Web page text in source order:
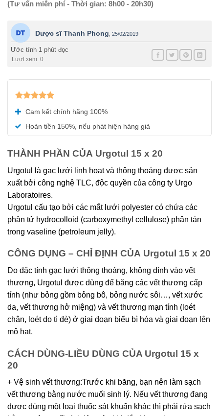
(Tư vấn miễn phí - Thời gian: 8h00 - 20h30)
Dược sĩ Thanh Phong 25/02/2019
Ước tính 1 phút đọc
Lượt xem: 0
hạng5.00
5 sao
Cam kết chính hãng 100%
Hoàn tiền 150%, nếu phát hiện hàng giả
THÀNH PHẦN CỦA Urgotul 15 x 20
Urgotul là gạc lưới linh hoạt và thông thoáng được sản
xuất bởi công nghệ TLC, độc quyền của công ty Urgo
Laboratoires.
Urgotul cấu tạo bởi các mắt lưới polyester có chứa các
phân tử hydrocolloid (carboxymethyl cellulose) phân tán
trong vaseline (petroleum jelly).
CÔNG DỤNG – CHỈ ĐỊNH CỦA Urgotul 15 x 20
Do đặc tính gạc lưới thông thoáng, không dính vào vết
thương, Urgotul được dùng để băng các vết thương cấp
tính (như bỏng gồm bỏng bô, bỏng nước sôi…, vết xước
da, vết thương hở miệng) và vết thương mạn tính (loét
chân, loét do tì đè) ở giai đoạn biểu bì hóa và giai đoạn lên
mô hạt.
CÁCH DÙNG-LIỀU DÙNG CỦA Urgotul 15 x
20
+ Vệ sinh vết thương:Trước khi băng, bạn nên làm sạch
vết thương bằng nước muối sinh lý. Nếu vết thương đang
được dùng một loại thuốc sát khuẩn khác thì phải rửa sạch